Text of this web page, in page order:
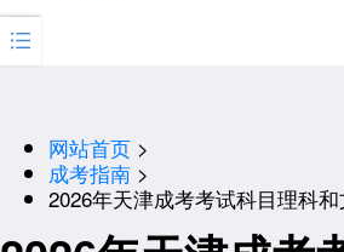

网站首页 >
成考指南 >
2026年天津成考考试科目理科